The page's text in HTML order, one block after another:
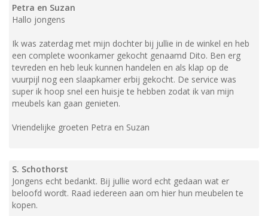
Petra en Suzan
Hallo jongens
Ik was zaterdag met mijn dochter bij jullie in de winkel en heb
een complete woonkamer gekocht genaamd Dito. Ben erg
tevreden en heb leuk kunnen handelen en als klap op de
vuurpijl nog een slaapkamer erbij gekocht. De service was
super ik hoop snel een huisje te hebben zodat ik van mijn
meubels kan gaan genieten.
Vriendelijke groeten Petra en Suzan
S. Schothorst
Jongens echt bedankt. Bij jullie word echt gedaan wat er
beloofd wordt. Raad iedereen aan om hier hun meubelen te
kopen.